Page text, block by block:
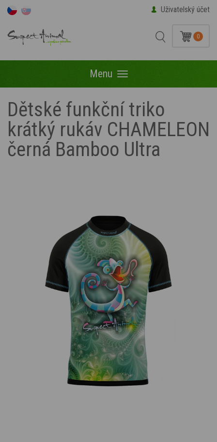
Uživatelský účet
0
Menu Menu
Dětské funkční triko
krátký rukáv CHAMELEON
černá Bamboo Ultra